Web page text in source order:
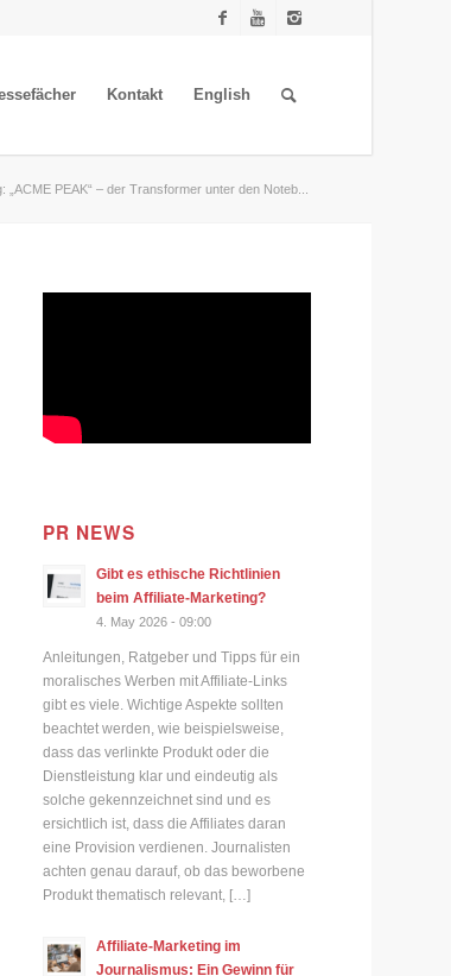
Kontakt English
„ACME PEAK“ – der Transformer unter den Noteb...
PR NEWS
Gibt es ethische Richtlinien
beim Affiliate-Marketing?
4. May 2026 - 09:00
Anleitungen, Ratgeber und Tipps für ein
moralisches Werben mit Affiliate-Links
gibt es viele. Wichtige Aspekte sollten
beachtet werden, wie beispielsweise,
dass das verlinkte Produkt oder die
Dienstleistung klar und eindeutig als
solche gekennzeichnet sind und es
ersichtlich ist, dass die Affiliates daran
eine Provision verdienen. Journalisten
achten genau darauf, ob das beworbene
Produkt thematisch relevant, […]
Affiliate-Marketing im
Journalismus: Ein Gewinn für